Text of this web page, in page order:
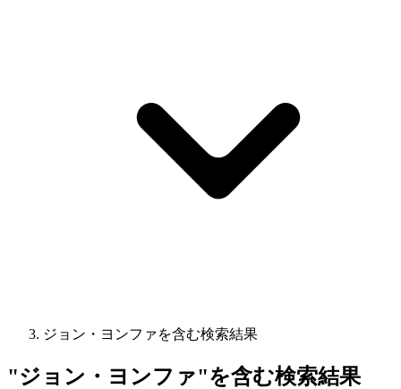
ジョン・ヨンファを含む検索結果
"ジョン・ヨンファ"を含む検索結果